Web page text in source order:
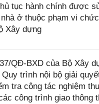
tục hành chính được
ở thuộc phạm vi
Xây dựng
QĐ-BXD của Bộ Xây
trình nội bộ giải
tra công tác nghiệm
công trình giao thông